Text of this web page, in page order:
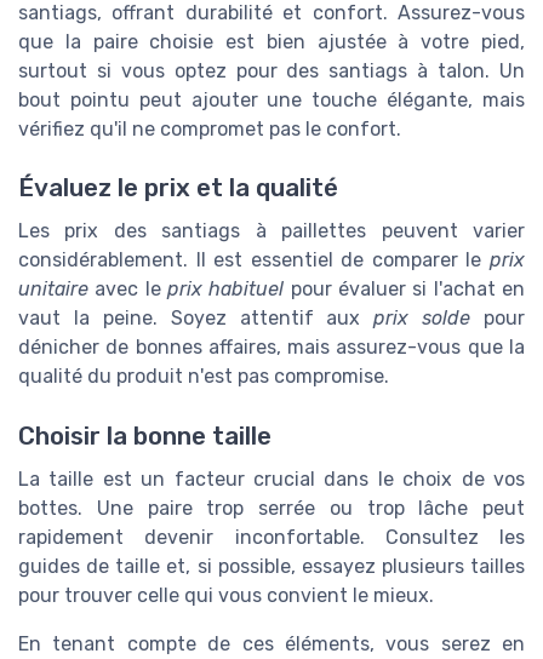
santiags, offrant durabilité et confort. Assurez-vous
que la paire choisie est bien ajustée à votre pied,
surtout si vous optez pour des santiags à talon. Un
bout pointu peut ajouter une touche élégante, mais
vérifiez qu'il ne compromet pas le confort.
Évaluez le prix et la qualité
Les prix des santiags à paillettes peuvent varier
considérablement. Il est essentiel de comparer le prix
unitaire avec le prix habituel pour évaluer si l'achat en
vaut la peine. Soyez attentif auxprix solde pour
dénicher de bonnes affaires, mais assurez-vous que la
qualité du produit n'est pas compromise.
Choisir la bonne taille
La taille est un facteur crucial dans le choix de vos
bottes. Une paire trop serrée ou trop lâche peut
rapidement devenir inconfortable. Consultez les
guides de taille et, si possible, essayez plusieurs tailles
pour trouver celle qui vous convient le mieux.
En tenant compte de ces éléments, vous serez en